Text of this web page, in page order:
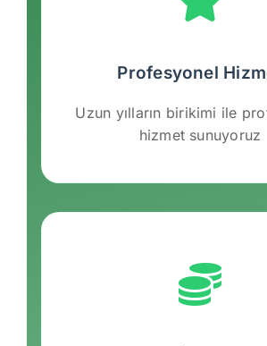
Profesyonel
Uzun yılların birikimi ile
hizmet sunuyoruz